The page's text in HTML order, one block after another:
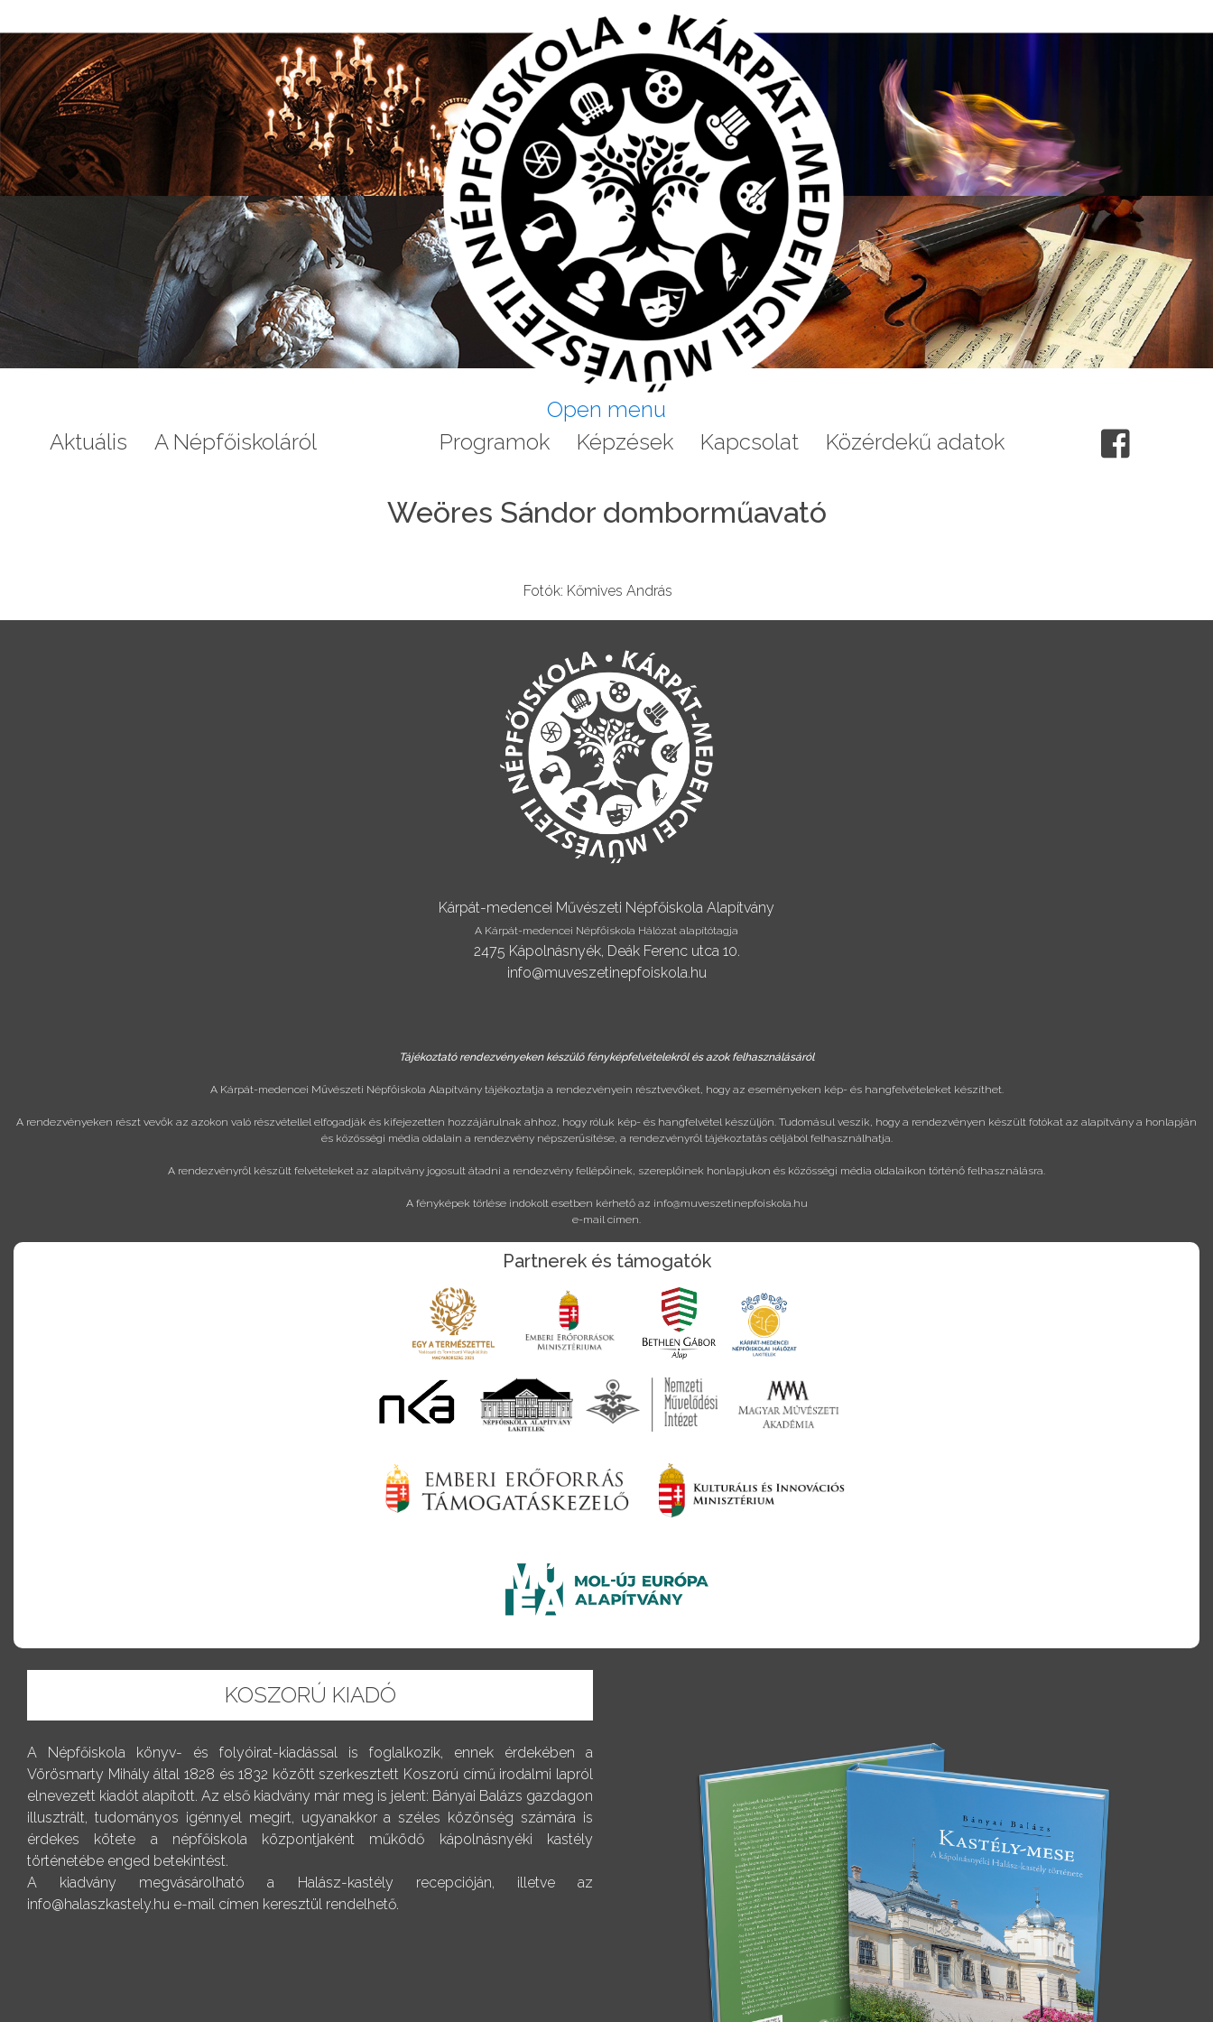
Open menu
Aktuális
A Népfőiskoláról Programok Képzések Kapcsolat Közérdekű adatok
Weöres Sándor domborműavató
Fotók: Kőmives András
Kárpát-medencei Művészeti Népfőiskola Alapítvány
A Kárpát-medencei Népfőiskola Hálózat alapítótagja
2475 Kápolnásnyék, Deák Ferenc utca 10.
info@muveszetinepfoiskola.hu
Tájékoztató rendezvényeken készülő fényképfelvételekről és azok felhasználásáról
A Kárpát-medencei Művészeti Népfőiskola Alapítvány tájékoztatja a rendezvényein résztvevőket, hogy az eseményeken kép- és hangfelvételeket készíthet.
A rendezvényeken részt vevők az azokon való részvétellel elfogadják és kifejezetten hozzájárulnak ahhoz, hogy róluk kép- és hangfelvétel készüljön. Tudomásul veszik, hogy a rendezvényen készült fotókat az alapítvány a honlapján
és közösségi média oldalain a rendezvény népszerűsítése, a rendezvényről tájékoztatás céljából felhasználhatja.
A rendezvényről készült felvételeket az alapítvány jogosult átadni a rendezvény fellépőinek, szereplőinek honlapjukon és közösségi média oldalaikon történő felhasználásra.
A fényképek törlése indokolt esetben kérhető az info@muveszetinepfoiskola.hu
e-mail címen.
Partnerek és támogatók
KOSZORÚ KIADÓ
A Népfőiskola könyv- és folyóirat-kiadással is foglalkozik, ennek érdekében a
Vörösmarty Mihály által 1828 és 1832 között szerkesztett Koszorú című irodalmi lapról
elnevezett kiadót alapított. Az első kiadvány már meg is jelent: Bányai Balázs gazdagon
illusztrált, tudományos igénnyel megírt, ugyanakkor a széles közönség számára is
érdekes kötete a népfőiskola központjaként működő kápolnásnyéki kastély
történetébe enged betekintést.
A kiadvány megvásárolható a Halász-kastély recepcióján, illetve az
info@halaszkastely.hu e-mail címen keresztül rendelhető.